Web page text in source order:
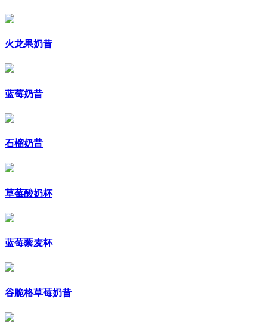
火龙果奶昔
蓝莓奶昔
石榴奶昔
草莓酸奶杯
蓝莓藜麦杯
谷脆格草莓奶昔